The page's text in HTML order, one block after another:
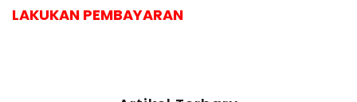
LAKUKAN PEMBAYARAN